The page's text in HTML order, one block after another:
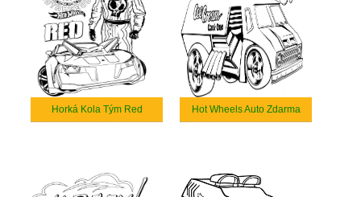
Horká Kola Tým Red Hot Wheels Auto Zdarma